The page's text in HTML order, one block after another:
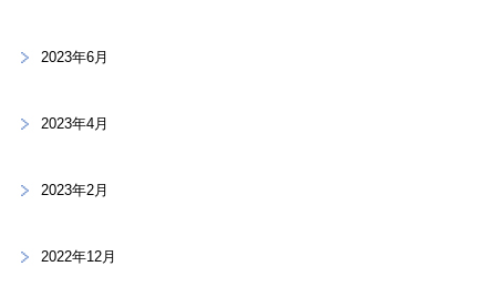
2023年6月
2023年4月
2023年2月
2022年12月